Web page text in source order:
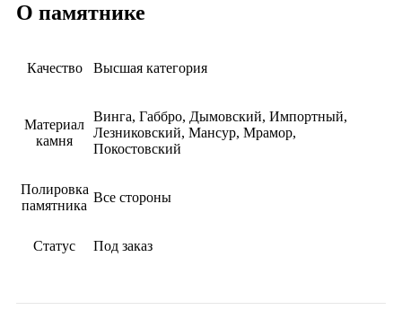
О памятнике
Качество Высшая категория
Материал
камня
Винга, Габбро, Дымовский, Импортный,
Лезниковский, Мансур, Мрамор,
Покостовский
Полировка
памятника
Все стороны
Статус Под заказ